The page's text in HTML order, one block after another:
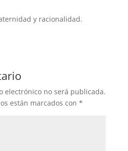
y racionalidad.
electrónico no será publicada.
están marcados con *